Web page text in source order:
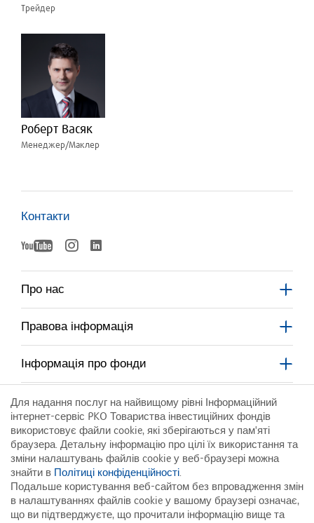
Трейдер
Роберт Васяк
Менеджер/Маклер
Контакти
YouTube
otworzy
się
w
nowym
oknie
Instagram
się
oknie
Про нас
Правова інформація
Інформація про фонди
Корпоративний поядок
Для контрагентів
Інфолінія:
801 323 280
Для надання послуг на найвищому рівні Інформаційний
інтернет-сервіс PKO Товариства інвестиційних фондів
використовує файли cookie, які зберігаються у пам'яті
браузера. Детальну інформацію про цілі їх використання та
зміни налаштувань файлів cookie у веб-браузері можна
знайти в Політиці конфіденційності.
Подальше користування веб-сайтом без впровадження змін
в налаштуваннях файлів cookie у вашому браузері означає,
що ви підтверджуєте, що прочитали інформацію вище та